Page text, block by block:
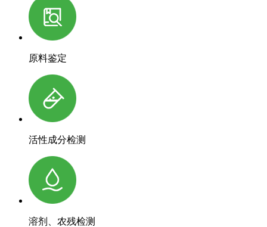
原料鉴定
活性成分检测
溶剂、农残检测